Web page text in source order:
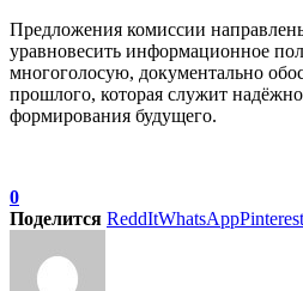
Предложения комиссии
уравновесить информационное
многоголосую, документально
прошлого, которая служит
формирования будущего.
0
Поделится ReddItWhatsAppPinterest